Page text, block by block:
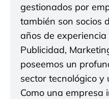
gestionados por
también son socios
años de experiencia
Publicidad,
poseemos un
sector tecnológico y
Como una empresa